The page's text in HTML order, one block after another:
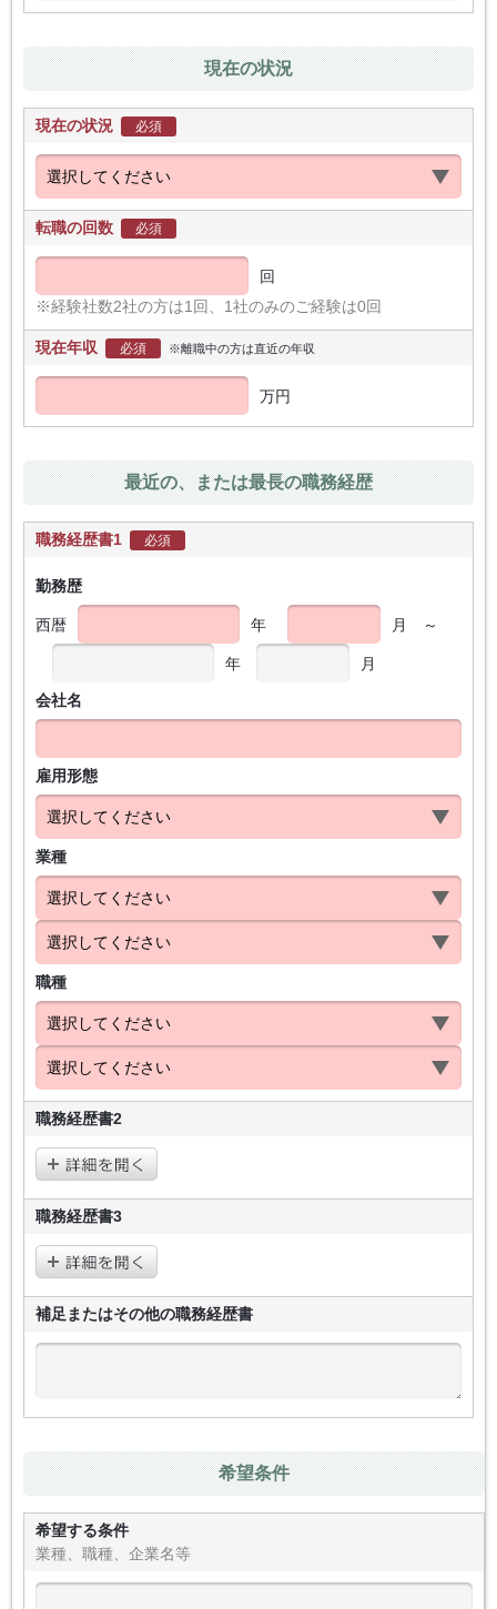
現在の状況
現在の状況 必須
転職の回数 必須
回
※経験社数2社の方は1回、1社のみのご経験は0回
現在年収 必須 ※離職中の方は直近の年収
万円
最近の、または最長の職務経歴
職務経歴書1 必須
勤務歴
西暦 年 月 ～
年 月
会社名
雇用形態
業種
職種
職務経歴書2
職務経歴書3
補足またはその他の職務経歴書
希望条件
希望する条件
業種、職種、企業名等